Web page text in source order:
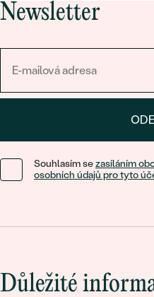
Newsletter
Souhlasím sezasíláním
osobních údajů pro tyto
Důležité